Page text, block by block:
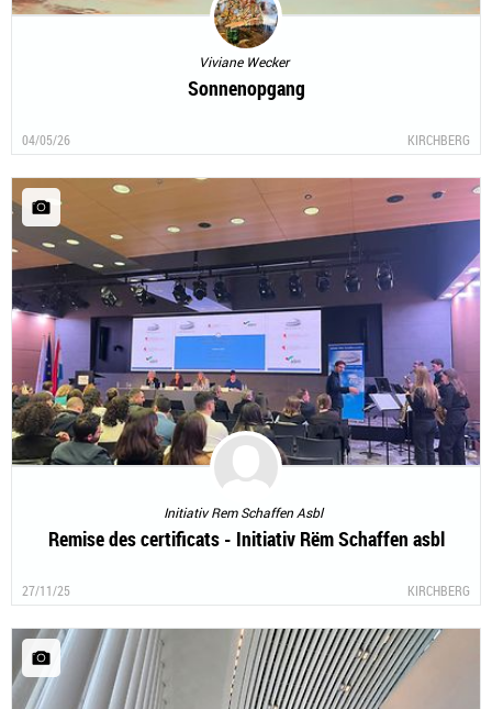
Viviane Wecker
Sonnenopgang
04/05/26 KIRCHBERG
Initiativ Rem Schaffen Asbl
Remise des certificats - Initiativ Rëm Schaffen asbl
27/11/25 KIRCHBERG